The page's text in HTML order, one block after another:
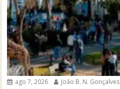
ago 7, 2026 João B. N. Gonçalves